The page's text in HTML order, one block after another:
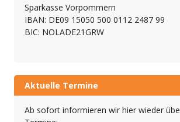
Sparkasse Vorpommern
IBAN: DE09 15050 500 0112 2487 99
BIC: NOLADE21GRW
Aktuelle Termine
Ab sofort informieren wir hier wieder